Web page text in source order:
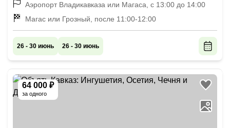
Аэропорт Владикавказа или Магаса, с 13:00 до 14:00
Магас или Грозный, после 11:00-12:00
26 - 30 июнь 26 - 30 июнь
64 000 ₽
за одного